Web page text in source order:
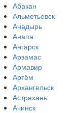
Абакан
Альметьевск
Анадырь
Анапа
Ангарск
Арзамас
Армавир
Артём
Архангельск
Астрахань
Ачинск